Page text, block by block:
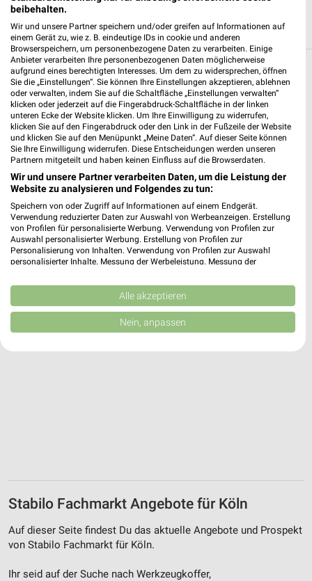
Weitere Stabilo Fachmarkt Geschäfte mit
Angeboten in und um Köln
1 Ergebnisse Ort mit Angeboten
Stabilo Fachmarkt Angebote in Duisburg -
Homberg
Duisburg - Homberg, Deutschland
475,23 km
Stabilo Fachmarkt Angebote für Köln
Auf dieser Seite findest Du das aktuelle Angebote und Prospekt
von Stabilo Fachmarkt für Köln.
Ihr seid auf der Suche nach Werkzeugkoffer,
beibehalten.
Wir und unsere Partner speichern und/oder greifen auf Informationen auf
einem Gerät zu, wie z. B. eindeutige IDs in cookie und anderen
Browserspeichern, um personenbezogene Daten zu verarbeiten. Einige
Anbieter verarbeiten Ihre personenbezogenen Daten möglicherweise
aufgrund eines berechtigten Interesses. Um dem zu widersprechen, öffnen
Sie die „Einstellungen“. Sie können Ihre Einstellungen akzeptieren, ablehnen
oder verwalten, indem Sie auf die Schaltfläche „Einstellungen verwalten“
klicken oder jederzeit auf die Fingerabdruck-Schaltfläche in der linken
unteren Ecke der Website klicken. Um Ihre Einwilligung zu widerrufen,
klicken Sie auf den Fingerabdruck oder den Link in der Fußzeile der Website
und klicken Sie auf den Menüpunkt „Meine Daten“. Auf dieser Seite können
Sie Ihre Einwilligung widerrufen. Diese Entscheidungen werden unseren
Partnern mitgeteilt und haben keinen Einfluss auf die Browserdaten.
Wir und unsere Partner verarbeiten Daten, um die Leistung der
Website zu analysieren und Folgendes zu tun:
Speichern von oder Zugriff auf Informationen auf einem Endgerät.
Verwendung reduzierter Daten zur Auswahl von Werbeanzeigen. Erstellung
von Profilen für personalisierte Werbung. Verwendung von Profilen zur
Auswahl personalisierter Werbung. Erstellung von Profilen zur
Personalisierung von Inhalten. Verwendung von Profilen zur Auswahl
personalisierter Inhalte. Messung der Werbeleistung. Messung der
Kombinationen von Daten aus verschiedenen Quellen. Entwicklung und
Verbesserung der Angebote. Verwendung reduzierter Daten zur Auswahl
von Inhalten.
Daten können außerhalb der Europäischen Union weitergegeben und in die
USA gesendet werden.
Website/App.
Erstellung von Profilen für personalisierte
Verwendung von Profilen zur Auswahl
Alle akzeptieren
Nein, anpassen